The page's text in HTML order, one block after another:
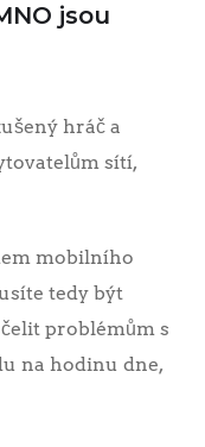
jsou
hráč a
sítí,
mobilního
tedy být
problémům s
na hodinu dne,